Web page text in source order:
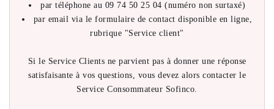
par téléphone au 09 74 50 25 04 (numéro non surtaxé)
par email via le formulaire de contact disponible en ligne,
rubrique "Service client"
Si le Service Clients ne parvient pas à donner une réponse
satisfaisante à vos questions, vous devez alors contacter le
Service Consommateur Sofinco.